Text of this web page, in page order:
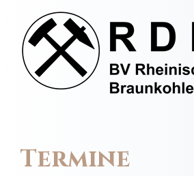
Termine